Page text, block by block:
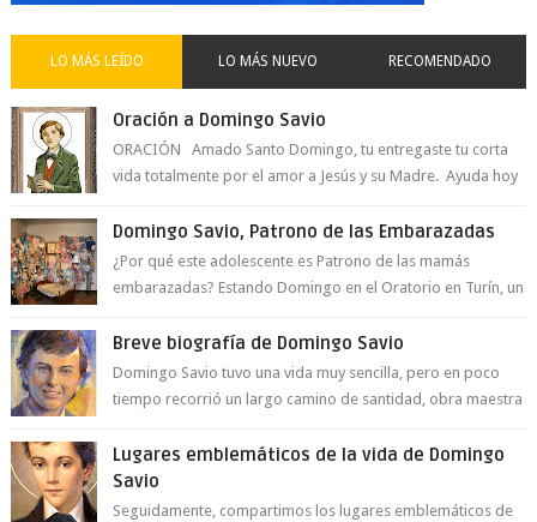
LO MÁS LEÍDO LO MÁS NUEVO RECOMENDADO
Oración a Domingo Savio
ORACIÓN Amado Santo Domingo, tu entregaste tu corta
vida totalmente por el amor a Jesús y su Madre. Ayuda hoy
Domingo Savio, Patrono de las Embarazadas
¿Por qué este adolescente es Patrono de las mamás
embarazadas? Estando Domingo en el Oratorio en Turín, un
Breve biografía de Domingo Savio
Domingo Savio tuvo una vida muy sencilla, pero en poco
tiempo recorrió un largo camino de santidad, obra maestra
Lugares emblemáticos de la vida de Domingo
Savio
Seguidamente, compartimos los lugares emblemáticos de